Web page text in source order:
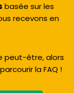
basée sur les
recevons en
peut-être, alors
la FAQ !